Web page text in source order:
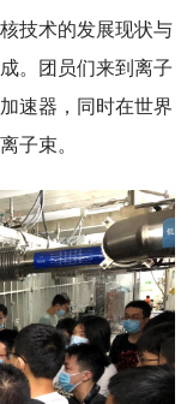
技术的发展现状与
。团员们来到离子
速器，同时在世界
子束。